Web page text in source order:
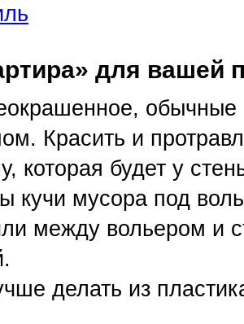
для вашей
обычные
Красить и
которая будет у
кучи мусора под
между вольером и
делать из